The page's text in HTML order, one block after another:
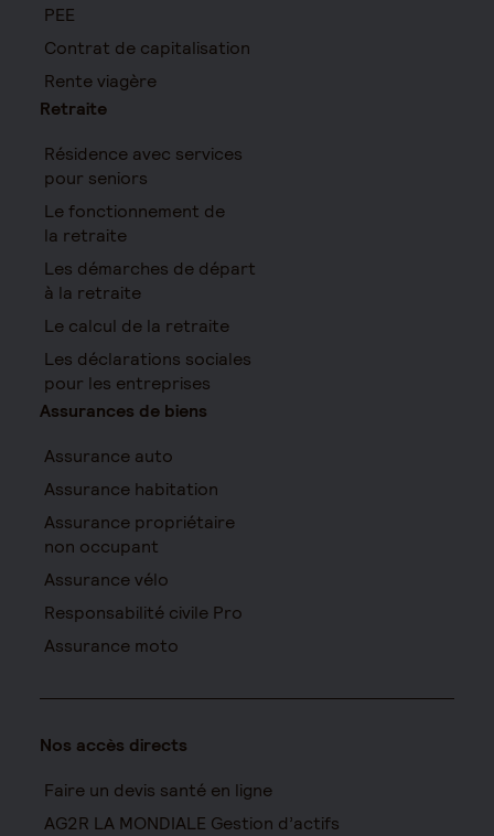
PEE
Contrat de capitalisation
Rente viagère
Retraite
Résidence avec services
pour seniors
Le fonctionnement de
la retraite
Les démarches de départ
à la retraite
Le calcul de la retraite
Les déclarations sociales
pour les entreprises
Assurances de biens
Assurance auto
Assurance habitation
Assurance propriétaire
non occupant
Assurance vélo
Responsabilité civile Pro
Assurance moto
Nos accès directs
Faire un devis santé en ligne
AG2R LA MONDIALE Gestion d’actifs